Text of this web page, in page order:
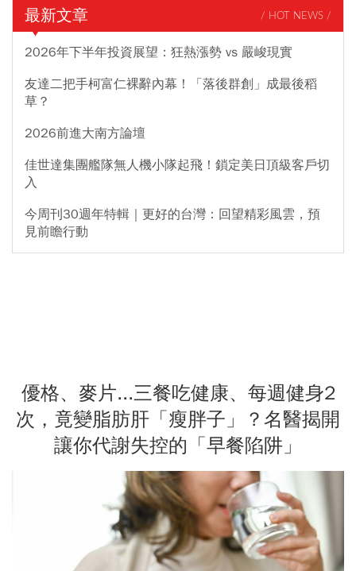
最新文章 / HOT NEWS /
2026年下半年投資展望：狂熱漲勢 vs 嚴峻現實
友達二把手柯富仁裸辭內幕！「落後群創」成最後稻
草？
2026前進大南方論壇
佳世達集團艦隊無人機小隊起飛！鎖定美日頂級客戶切
入
今周刊30週年特輯｜更好的台灣：回望精彩風雲，預
見前瞻行動
優格、麥片...三餐吃健康、每週健身2
次，竟變脂肪肝「瘦胖子」？名醫揭開
讓你代謝失控的「早餐陷阱」